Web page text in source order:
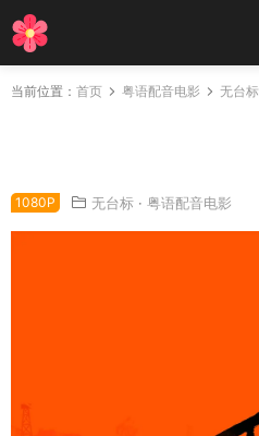
当前位置： 首页 粤语配音电影 无台标
1080P 无台标 · 粤语配音电影